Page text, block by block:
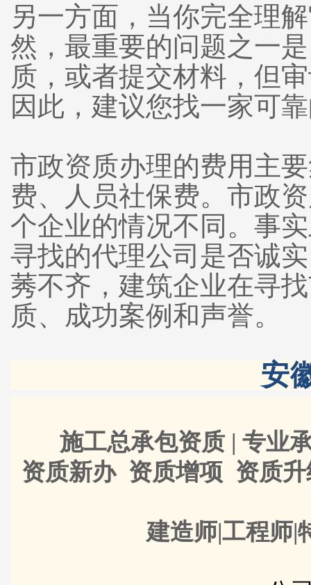
另一方面，当你完全理
然，最重要的问题之一
质，或者提交材料，但
因此，建议您找一家可
市政资质办理的费用主
费、人员社保费。市政
个企业的情况不同。事
寻找的代理公司是否诚
莠不齐，建筑企业在寻
质、成功案例和声誉。
安
施工总承包资质 | 专业
资质新办 资质增项 资质
建造师|工程师|